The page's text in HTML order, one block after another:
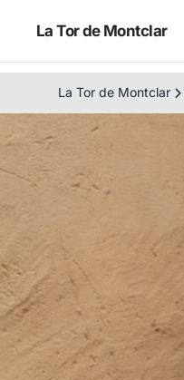
La Tor de Montclar
La Tor de Montclar